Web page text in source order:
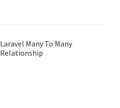
Laravel Many To Many
Relationship